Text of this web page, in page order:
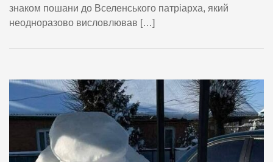
знаком пошани до Вселенського патріарха, який
неодноразово висловлював […]